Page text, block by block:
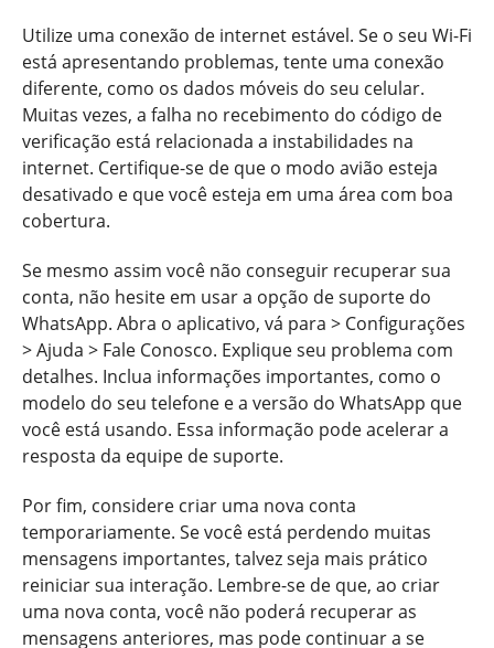
Utilize uma conexão de internet estável. Se o seu Wi-Fi
está apresentando problemas, tente uma conexão
diferente, como os dados móveis do seu celular.
Muitas vezes, a falha no recebimento do código de
verificação está relacionada a instabilidades na
internet. Certifique-se de que o modo avião esteja
desativado e que você esteja em uma área com boa
cobertura.
Se mesmo assim você não conseguir recuperar sua
conta, não hesite em usar a opção de suporte do
WhatsApp. Abra o aplicativo, vá para > Configurações
> Ajuda > Fale Conosco. Explique seu problema com
detalhes. Inclua informações importantes, como o
modelo do seu telefone e a versão do WhatsApp que
você está usando. Essa informação pode acelerar a
resposta da equipe de suporte.
Por fim, considere criar uma nova conta
temporariamente. Se você está perdendo muitas
mensagens importantes, talvez seja mais prático
reiniciar sua interação. Lembre-se de que, ao criar
uma nova conta, você não poderá recuperar as
mensagens anteriores, mas pode continuar a se